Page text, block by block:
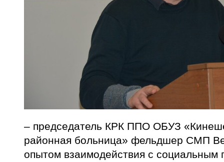
– председатель КРК ППО ОБУЗ
районная больница» фельдшер СМП
опытом взаимодействия с социальным